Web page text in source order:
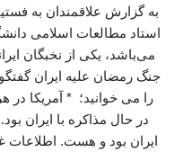
به گزارش علاقمندان به
استاد مطالعات اسلامی
می‌باشد، یکی از نخبگان
جنگ رمضان علیه ایران
را می خوانید؛ * آمریکا در
در حال مذاکره با ایران
ایران بود و هست. اطلاعات